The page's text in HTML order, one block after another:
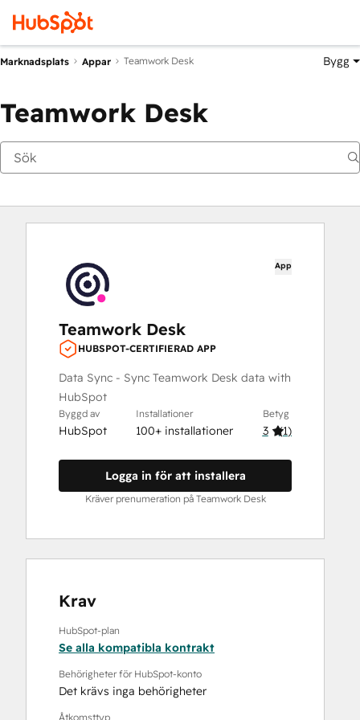
Marknadsplats Appar Teamwork Desk Bygg
Teamwork Desk
App
Teamwork Desk
HUBSPOT-CERTIFIERAD APP
Data Sync - Sync Teamwork Desk data with
HubSpot
Byggd av
HubSpot
Installationer
100+ installationer
Betyg
3 (1)
Logga in för att installera
Kräver prenumeration på Teamwork Desk
Krav
HubSpot-plan
Se alla kompatibla kontrakt
Behörigheter för HubSpot-konto
Det krävs inga behörigheter
Åtkomsttyp